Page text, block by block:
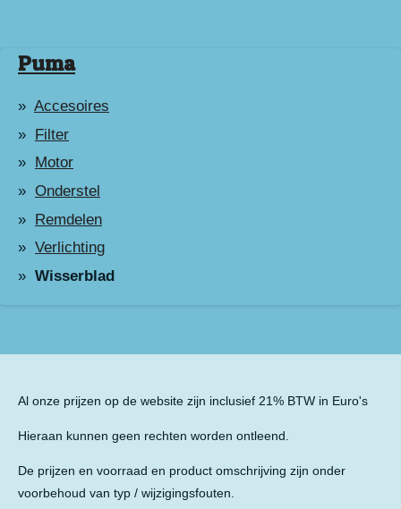
Puma
Accesoires
Filter
Motor
Onderstel
Remdelen
Verlichting
Wisserblad
Al onze prijzen op de website zijn inclusief 21% BTW in Euro's
Hieraan kunnen geen rechten worden ontleend.
De prijzen en voorraad en product omschrijving zijn onder
voorbehoud van typ / wijzigingsfouten.